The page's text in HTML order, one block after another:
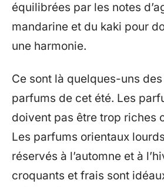
équilibrées par les notes
mandarine et du kaki pour
une harmonie.
Ce sont là quelques-uns
parfums de cet été. Les
doivent pas être trop riches
Les parfums orientaux
réservés à l’automne et à
croquants et frais sont